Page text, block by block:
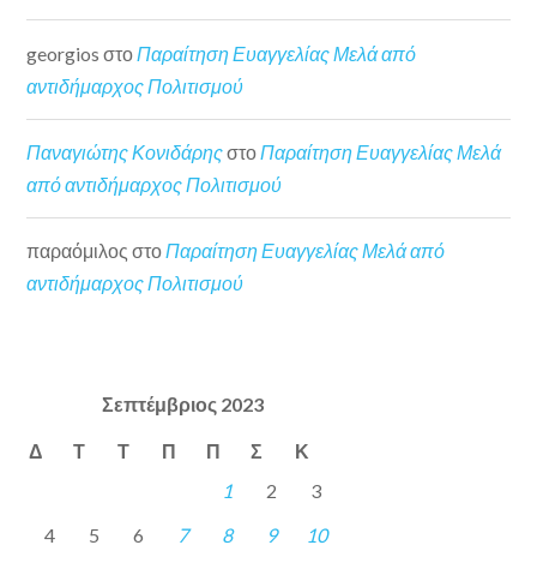
georgios στοΠαραίτηση Ευαγγελίας Μελά από
αντιδήμαρχος Πολιτισμού
Παναγιώτης ΚονιδάρηςστοΠαραίτηση Ευαγγελίας Μελά
από αντιδήμαρχος Πολιτισμού
παραόμιλος στοΠαραίτηση Ευαγγελίας Μελά από
αντιδήμαρχος Πολιτισμού
Σεπτέμβριος 2023
Δ Τ Τ Π Π Σ Κ
1 2
3
4
5 6 7 8 9
10